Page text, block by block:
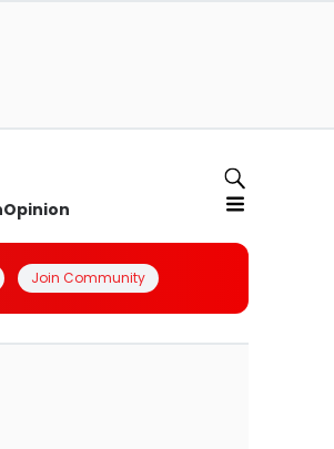
Opinion
Join Community